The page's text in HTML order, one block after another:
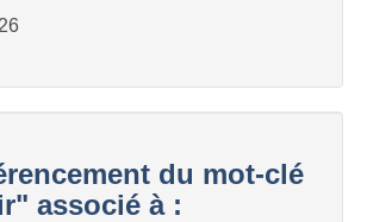
du mot-clé
associé à :